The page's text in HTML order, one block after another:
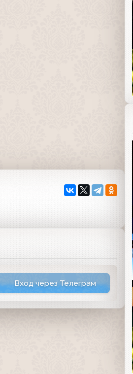
Вход через Телеграм